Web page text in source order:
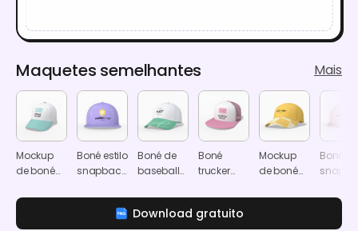
Maquetes semelhantes Mais
Mockup
de boné
algodão
Boné estilo
snapback
Mockup
Boné de
baseball
gancho
Mockup
Boné
trucker
de fecho
metálico
Mockup
de boné
Boné
Download gratuito